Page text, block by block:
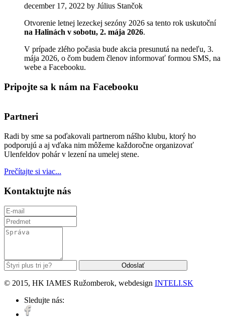
december 17, 2022 by Július Stančok
Otvorenie letnej lezeckej sezóny 2026 sa tento rok uskutoční
na Halinách v sobotu, 2. mája 2026.
V prípade zlého počasia bude akcia presunutá na nedeľu, 3.
mája 2026, o čom budem členov informovať formou SMS, na
webe a Facebooku.
Pripojte sa k nám na Facebooku
Partneri
Radi by sme sa poďakovali partnerom nášho klubu, ktorý ho
podporujú a aj vďaka nim môžeme každoročne organizovať
Ulenfeldov pohár v lezení na umelej stene.
Prečítajte si viac...
Kontaktujte nás
© 2015, HK IAMES Ružomberok, webdesign INTELI.SK
Sledujte nás: